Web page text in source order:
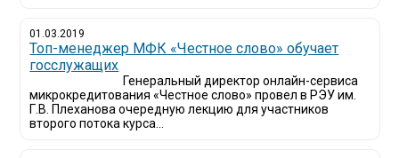
01.03.2019
Топ-менеджер МФК «Честное слово» обучает
госслужащих
Генеральный директор онлайн-сервиса
микрокредитования «Честное слово» провел в РЭУ им.
Г.В. Плеханова очередную лекцию для участников
второго потока курса...